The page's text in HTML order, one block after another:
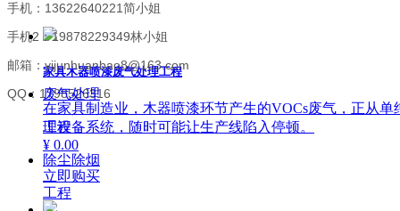
家具木器喷漆废气处理工程
在家具制造业，木器喷漆环节产生的VOCs废气，正从
理设备系统，随时可能让生产线陷入停顿。
¥ 0.00
立即购买
手机：13622640221简小姐
手机2：19878229349林小姐
邮箱：yijunhuanbao8@163.com
QQ：1798526316
废气处理
工程
除尘除烟
工程